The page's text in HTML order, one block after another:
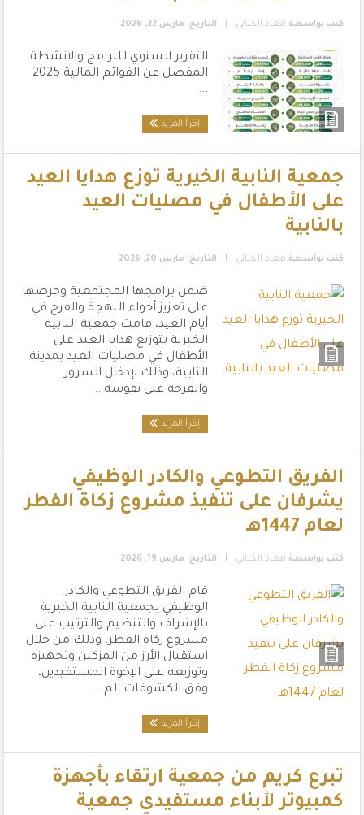
كتب بواسطة معاذ الكناني التاريخ: مارس 22, 2026
التقرير السنوي للبرامج والانشطة
المفصل عن القوائم المالية 2025
...
إقرأ المزيد
جمعية النابية الخيرية توزع هدايا العيد
على الأطفال في مصليات العيد
بالنابية
كتب بواسطة معاذ الكناني التاريخ: مارس 20, 2026
ضمن برامجها المجتمعية وحرصها
على تعزيز أجواء البهجة والفرح في
أيام العيد، قامت جمعية النابية
الخيرية بتوزيع هدايا العيد على
الأطفال في مصليات العيد بمدينة
النابية، وذلك لإدخال السرور
والفرحة على نفوسه ...
إقرأ المزيد
الفريق التطوعي والكادر الوظيفي
يشرفان على تنفيذ مشروع زكاة الفطر
لعام 1447هـ
كتب بواسطة معاذ الكناني التاريخ: مارس 19, 2026
قام الفريق التطوعي والكادر
الوظيفي بجمعية النابية الخيرية
بالإشراف والتنظيم والترتيب على
مشروع زكاة الفطر، وذلك من خلال
استقبال الأرز من المزكين وتجهيزه
وتوزيعه على الإخوة المستفيدين،
وفق الكشوفات الم ...
إقرأ المزيد
تبرع كريم من جمعية ارتقاء بأجهزة
كمبيوتر لأبناء مستفيدي جمعية